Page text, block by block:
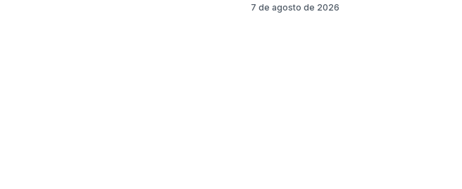
7 de agosto de 2026